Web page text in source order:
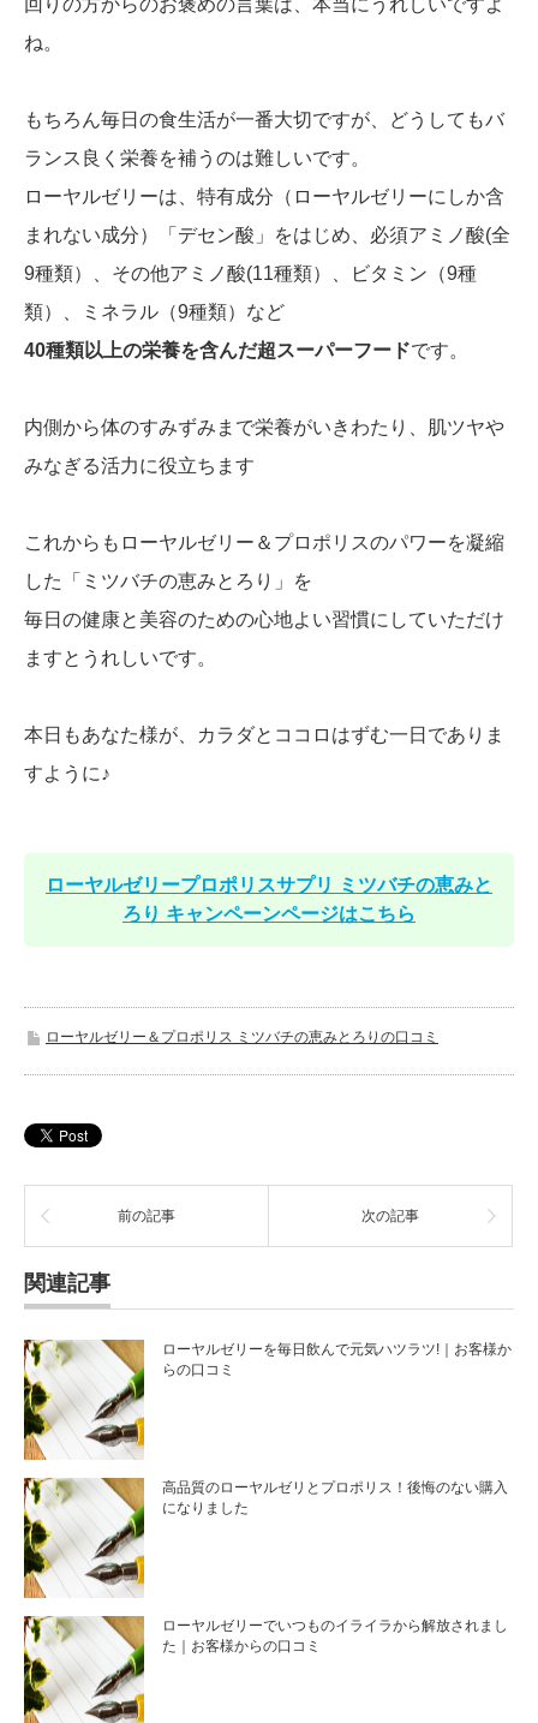
回りの方からのお褒めの言葉は、本当にうれしいですよ
ね。
もちろん毎日の食生活が一番大切ですが、どうしてもバ
ランス良く栄養を補うのは難しいです。
ローヤルゼリーは、特有成分（ローヤルゼリーにしか含
まれない成分）「デセン酸」をはじめ、必須アミノ酸(全
9種類）、その他アミノ酸(11種類）、ビタミン（9種
類）、ミネラル（9種類）など
40種類以上の栄養を含んだ超スーパーフードです。
内側から体のすみずみまで栄養がいきわたり、肌ツヤや
みなぎる活力に役立ちます
これからもローヤルゼリー＆プロポリスのパワーを凝縮
した「ミツバチの恵みとろり」を
毎日の健康と美容のための心地よい習慣にしていただけ
ますとうれしいです。
本日もあなた様が、カラダとココロはずむ一日でありま
すように♪
ローヤルゼリープロポリスサプリ ミツバチの恵みと
ろり キャンペーンページはこちら
ローヤルゼリー＆プロポリス ミツバチの恵みとろりの口コミ
前の記事 次の記事
関連記事
ローヤルゼリーを毎日飲んで元気ハツラツ!｜お客様か
らの口コミ
高品質のローヤルゼリとプロポリス！後悔のない購入
になりました
ローヤルゼリーでいつものイライラから解放されまし
た｜お客様からの口コミ